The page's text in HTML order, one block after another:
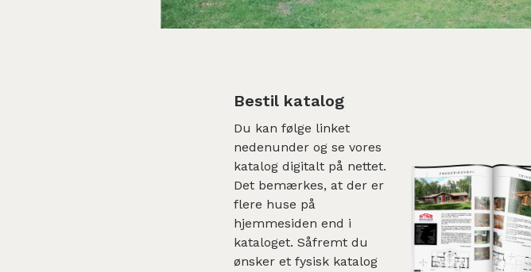
Bestil katalog
Du kan følge linket
nedenunder og se vores
katalog digitalt på nettet.
Det bemærkes, at der er
flere huse på
hjemmesiden end i
kataloget. Såfremt du
ønsker et fysisk katalog